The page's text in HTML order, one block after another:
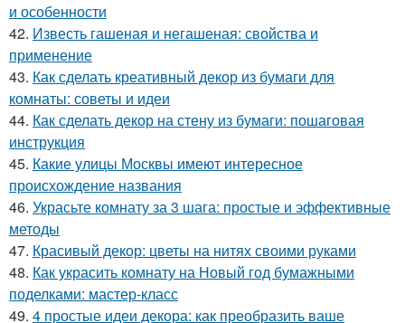
и особенности
42. Известь гашеная и негашеная: свойства и
применение
43. Как сделать креативный декор из бумаги для
комнаты: советы и идеи
44. Как сделать декор на стену из бумаги: пошаговая
инструкция
45. Какие улицы Москвы имеют интересное
происхождение названия
46. Украсьте комнату за 3 шага: простые и эффективные
методы
47. Красивый декор: цветы на нитях своими руками
48. Как украсить комнату на Новый год бумажными
поделками: мастер-класс
49. 4 простые идеи декора: как преобразить ваше